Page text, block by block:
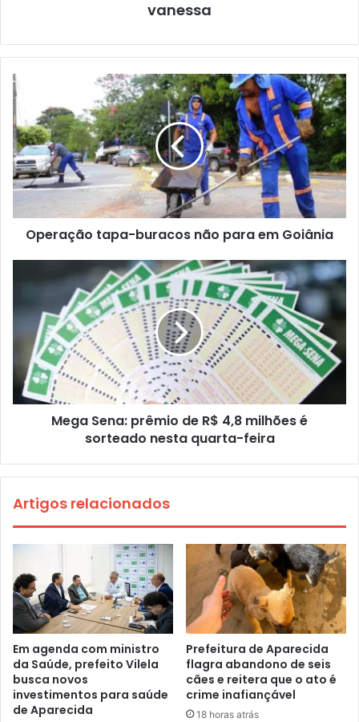
vanessa
Operação tapa-buracos não para em Goiânia
Mega Sena: prêmio de R$ 4,8 milhões é
sorteado nesta quarta-feira
Artigos relacionados
Em agenda com ministro
da Saúde, prefeito Vilela
busca novos
investimentos para saúde
de Aparecida
Prefeitura de Aparecida
flagra abandono de seis
cães e reitera que o ato é
crime inafiançável
18 horas atrás